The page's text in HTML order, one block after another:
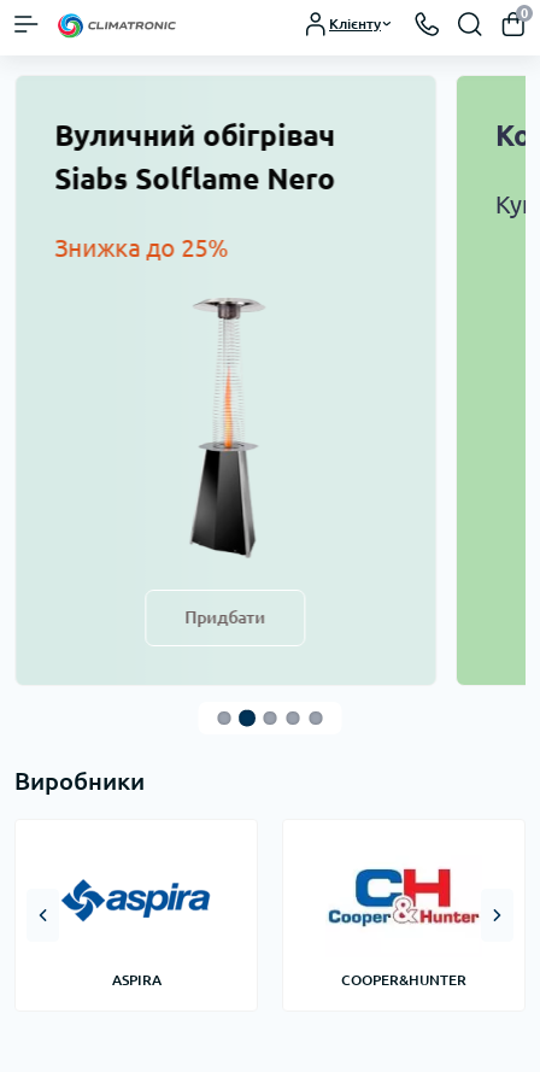
Клієнту
0
Вуличний обігрівач
Siabs Solflame Nero
Знижка до 25%
Придбати
Виробники
ASPIRA COOPER&HUNTER